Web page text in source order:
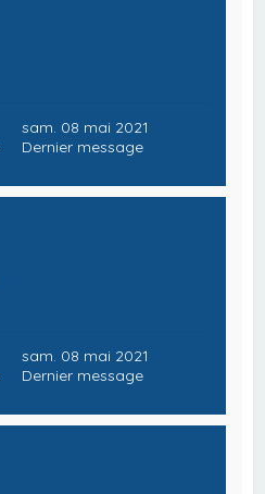
sam. 08 mai 2021
Dernier message
sam. 08 mai 2021
Dernier message